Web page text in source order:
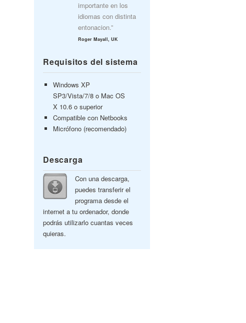
importante en los
idiomas con distinta
entonacion.”
Roger Mayall, UK
Requisitos del sistema
Windows XP
SP3/Vista/7/8 o Mac OS
X 10.6 o superior
Compatible con Netbooks
Micrófono (recomendado)
Descarga
Con una descarga,
puedes transferir el
programa desde el
internet a tu ordenador, donde
podrás utilizarlo cuantas veces
quieras.